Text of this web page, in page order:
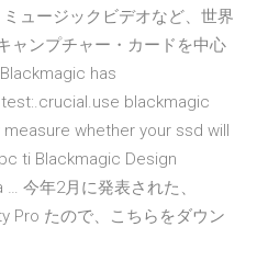
ュージックビデオなど、世界
ャンプチャー・カードを中心
has
blackmagic
whether your ssd will
ti Blackmagic Design
今年2月に発表された、
Pro たので、こちらをダウン